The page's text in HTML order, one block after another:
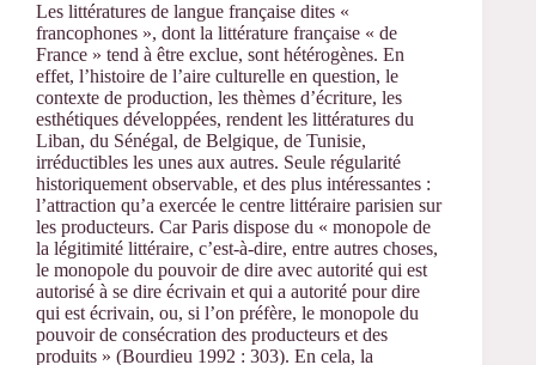
Les littératures de langue française dites «
francophones », dont la littérature française « de
France » tend à être exclue, sont hétérogènes. En
effet, l’histoire de l’aire culturelle en question, le
contexte de production, les thèmes d’écriture, les
esthétiques développées, rendent les littératures du
Liban, du Sénégal, de Belgique, de Tunisie,
irréductibles les unes aux autres. Seule régularité
historiquement observable, et des plus intéressantes :
l’attraction qu’a exercée le centre littéraire parisien sur
les producteurs. Car Paris dispose du « monopole de
la légitimité littéraire, c’est-à-dire, entre autres choses,
le monopole du pouvoir de dire avec autorité qui est
autorisé à se dire écrivain et qui a autorité pour dire
qui est écrivain, ou, si l’on préfère, le monopole du
pouvoir de consécration des producteurs et des
produits » (Bourdieu 1992 : 303). En cela, la